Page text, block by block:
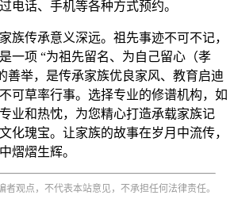
电话、手机等各种方式预约。
族传承意义深远。祖先事迹不可不记，
一项 “为祖先留名、为自己留心（孝
善举，是传承家族优良家风、教育启迪
可草率行事。选择专业的修谱机构，如
业和热忱，为您精心打造承载家族记
化瑰宝。让家族的故事在岁月中流传，
熠熠生辉。
者观点，不代表本站意见，不承担任何法律责任。